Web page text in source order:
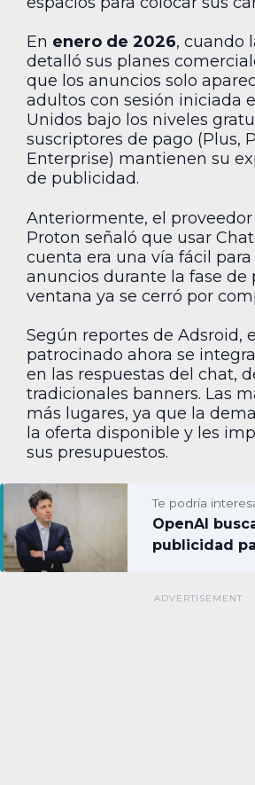
En enero de 2026, cuando
detalló sus planes
que los anuncios solo
adultos con sesión iniciada
Unidos bajo los niveles
suscriptores de pago (Plus,
Enterprise) mantienen su
de publicidad.
Anteriormente, el
Proton señaló que usar
cuenta era una vía fácil
anuncios durante la fase de
ventana ya se cerró por
Según reportes de Adsroid,
patrocinado ahora se
en las respuestas del chat,
tradicionales banners. Las
más lugares, ya que la
la oferta disponible y les
sus presupuestos.
Te podría
OpenAI
publicidad